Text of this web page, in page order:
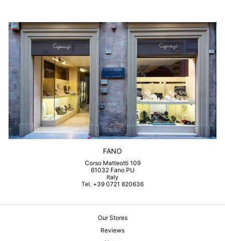
FANO
Corso Matteotti 109
61032 Fano PU
Italy
Tel. +39 0721 820636
Our Stores
Reviews